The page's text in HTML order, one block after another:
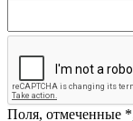
Поля, отмеченные *